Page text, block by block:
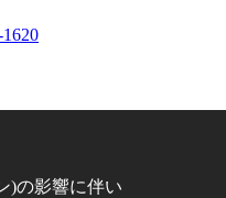
)の影響に伴い